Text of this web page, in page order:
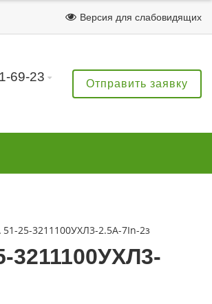
Версия для слабовидящих
69-23 Отправить заявку
25-3211100УХЛ3-2.5А-7In-2з
3211100УХЛ3-